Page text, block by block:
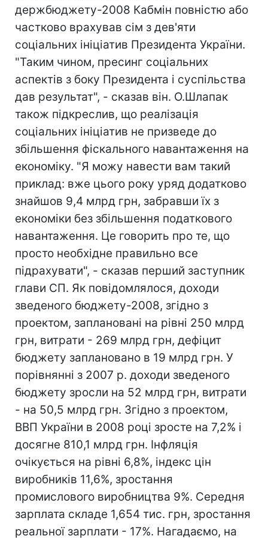
держбюджету-2008 Кабмін повністю або
частково врахував сім з дев'яти
соціальних ініціатив Президента України.
"Таким чином, пресинг соціальних
аспектів з боку Президента і суспільства
дав результат", - сказав він. О.Шлапак
також підкреслив, що реалізація
соціальних ініціатив не призведе до
збільшення фіскального навантаження на
економіку. "Я можу навести вам такий
приклад: вже цього року уряд додатково
знайшов 9,4 млрд грн, забравши їх з
економіки без збільшення податкового
навантаження. Це говорить про те, що
просто необхідне правильно все
підрахувати", - сказав перший заступник
глави СП. Як повідомлялося, доходи
зведеного бюджету-2008, згідно з
проектом, заплановані на рівні 250 млрд
грн, витрати - 269 млрд грн, дефіцит
бюджету заплановано в 19 млрд грн. У
порівнянні з 2007 р. доходи зведеного
бюджету зросли на 52 млрд грн, витрати
- на 50,5 млрд грн. Згідно з проектом,
ВВП України в 2008 році зросте на 7,2% і
досягне 810,1 млрд грн. Інфляція
очікується на рівні 6,8%, індекс цін
виробників 11,6%, зростання
промислового виробництва 9%. Середня
зарплата складе 1,654 тис. грн, зростання
реальної зарплати - 17%. Нагадаємо, на